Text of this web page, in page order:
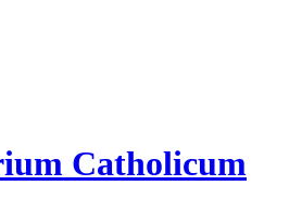
Catholicum